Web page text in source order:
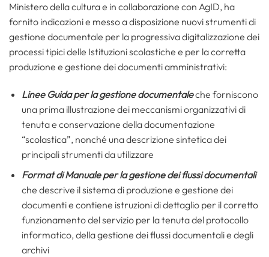
Ministero della cultura e in collaborazione con AgID, ha
fornito indicazioni e messo a disposizione nuovi strumenti di
gestione documentale per la progressiva digitalizzazione dei
processi tipici delle Istituzioni scolastiche e per la corretta
produzione e gestione dei documenti amministrativi:
Linee Guida per la gestione documentaleche forniscono
una prima illustrazione dei meccanismi organizzativi di
tenuta e conservazione della documentazione
“scolastica”, nonché una descrizione sintetica dei
principali strumenti da utilizzare
Format di Manuale per la gestione dei flussi documentali
che descrive il sistema di produzione e gestione dei
documenti e contiene istruzioni di dettaglio per il corretto
funzionamento del servizio per la tenuta del protocollo
informatico, della gestione dei flussi documentali e degli
archivi